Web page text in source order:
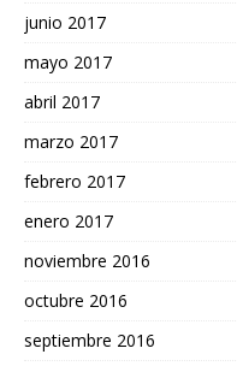
junio 2017
mayo 2017
abril 2017
marzo 2017
febrero 2017
enero 2017
noviembre 2016
octubre 2016
septiembre 2016